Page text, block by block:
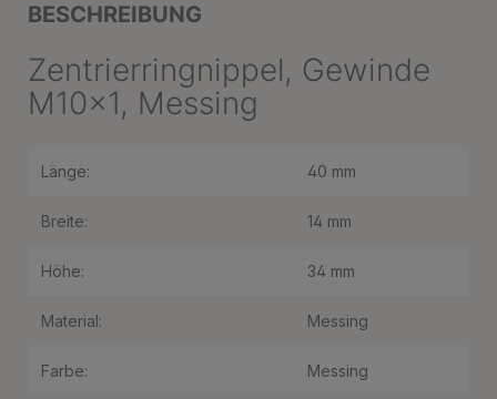
BESCHREIBUNG
Zentrierringnippel, Gewinde
M10x1, Messing
Länge: 40 mm
Breite: 14 mm
Höhe: 34 mm
Material: Messing
Farbe: Messing